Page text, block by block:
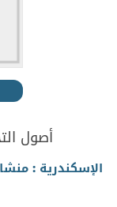
أصول
الإسكندرية :